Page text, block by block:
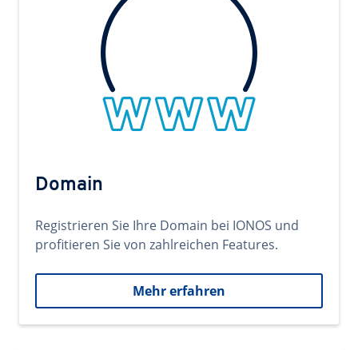
Domain
Registrieren Sie Ihre Domain bei IONOS und
profitieren Sie von zahlreichen Features.
Mehr erfahren